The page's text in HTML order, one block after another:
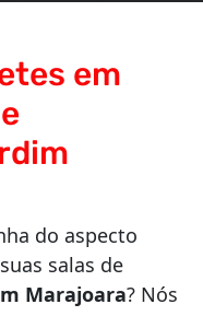
em
do aspecto
salas de
Marajoara? Nós